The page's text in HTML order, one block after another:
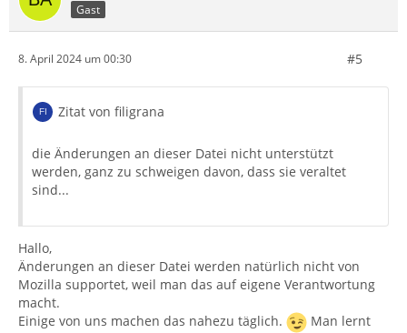
Gast
8. April 2024 um 00:30 #5
Zitat von filigrana
die Änderungen an dieser Datei nicht unterstützt
werden, ganz zu schweigen davon, dass sie veraltet
sind...
Hallo,
Änderungen an dieser Datei werden natürlich nicht von
Mozilla supportet, weil man das auf eigene Verantwortung
macht.
Einige von uns machen das nahezu täglich.
Man lernt